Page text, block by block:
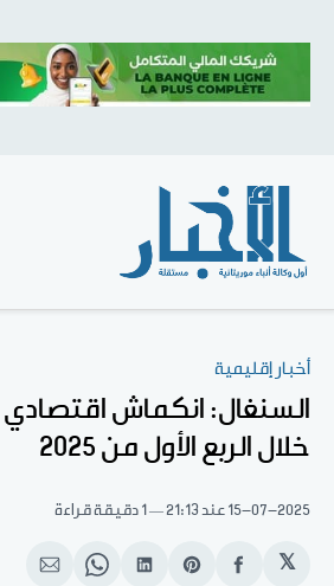
أخبار إقليمية
خلال الربع الأول من 2025
15-07-2025 عند 21:13 1 دقيقة قراءة
𝕏
انشر
Shareانشر
Shareانشر